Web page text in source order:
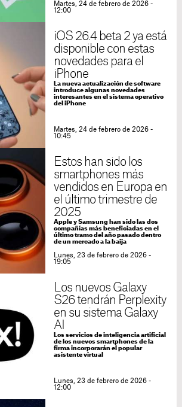
Martes, 24 de febrero de 2026 -
12:00
iOS 26.4 beta 2 ya está
disponible con estas
novedades para el
iPhone
La nueva actualización de software
introduce algunas novedades
interesantes en el sistema operativo
del iPhone
Martes, 24 de febrero de 2026 -
10:45
Estos han sido los
smartphones más
vendidos en Europa en
el último trimestre de
2025
Apple y Samsung han sido las dos
compañías más beneficiadas en el
último tramo del año pasado dentro
de un mercado a la baija
Lunes, 23 de febrero de 2026 -
19:05
Los nuevos Galaxy
S26 tendrán Perplexity
en su sistema Galaxy
AI
Los servicios de inteligencia artificial
de los nuevos smartphones de la
firma incorporarán el popular
asistente virtual
Lunes, 23 de febrero de 2026 -
12:00